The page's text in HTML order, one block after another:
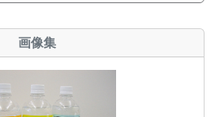
画像集